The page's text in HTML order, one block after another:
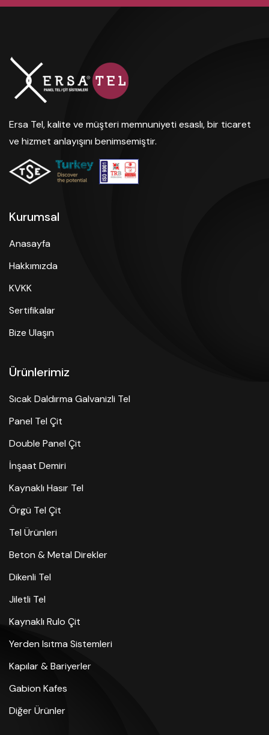
Ersa Tel, kalite ve müşteri memnuniyeti esaslı, bir ticaret
ve hizmet anlayışını benimsemiştir.
Kurumsal
Anasayfa
Hakkımızda
KVKK
Sertifikalar
Bize Ulaşın
Ürünlerimiz
Sıcak Daldırma Galvanizli Tel
Panel Tel Çit
Double Panel Çit
İnşaat Demiri
Kaynaklı Hasır Tel
Örgü Tel Çit
Tel Ürünleri
Beton & Metal Direkler
Dikenli Tel
Jiletli Tel
Kaynaklı Rulo Çit
Yerden Isıtma Sistemleri
Kapılar & Bariyerler
Gabion Kafes
Diğer Ürünler